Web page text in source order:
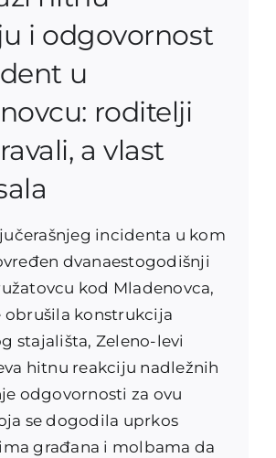
i odgovornost
u
roditelji
a vlast
incidenta u kom
dvanaestogodišnji
kod Mladenovca,
obrušila konstrukcija
stajališta, Zeleno-levi
hitnu reakciju nadležnih
odgovornosti za ovu
se dogodila uprkos
građana i molbama da